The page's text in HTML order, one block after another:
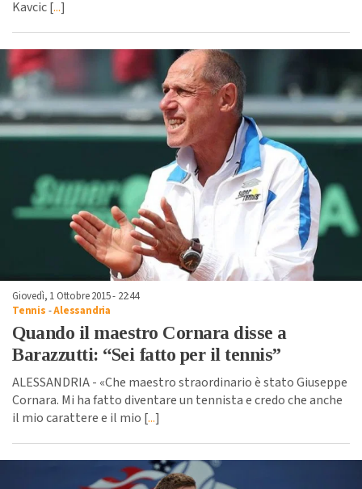
Kavcic [...]
Giovedì, 1 Ottobre 2015 - 22:44
Tennis -Alessandria
Quando il maestro Cornara disse a
Barazzutti: “Sei fatto per il tennis”
ALESSANDRIA - «Che maestro straordinario è stato Giuseppe
Cornara. Mi ha fatto diventare un tennista e credo che anche
il mio carattere e il mio [...]